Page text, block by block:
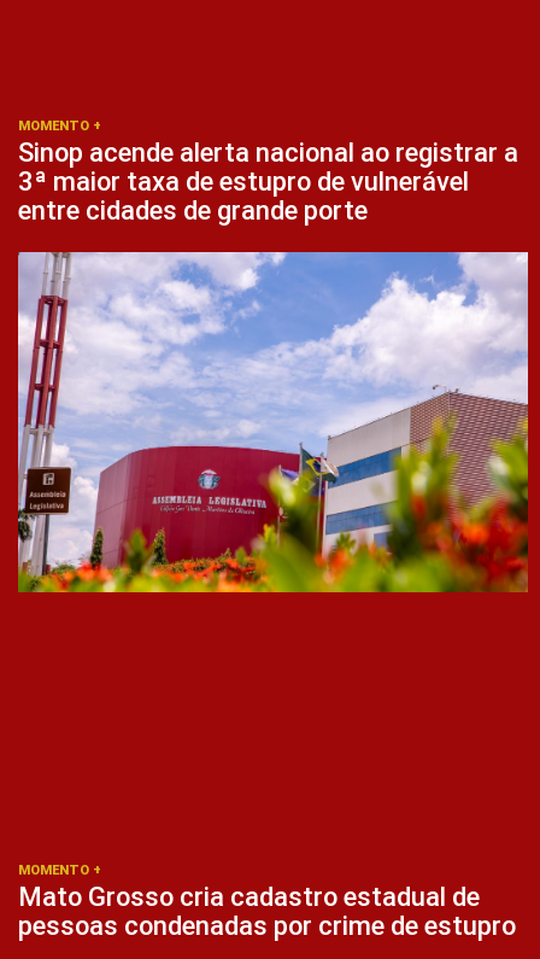
MOMENTO +
Sinop acende alerta nacional ao registrar a
3ª maior taxa de estupro de vulnerável
entre cidades de grande porte
MOMENTO +
Mato Grosso cria cadastro estadual de
pessoas condenadas por crime de estupro